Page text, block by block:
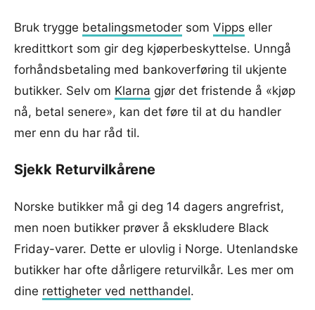
Bruk trygge betalingsmetoder som Vipps eller
kredittkort som gir deg kjøperbeskyttelse. Unngå
forhåndsbetaling med bankoverføring til ukjente
butikker. Selv om Klarna gjør det fristende å «kjøp
nå, betal senere», kan det føre til at du handler
mer enn du har råd til.
Sjekk Returvilkårene
Norske butikker må gi deg 14 dagers angrefrist,
men noen butikker prøver å ekskludere Black
Friday-varer. Dette er ulovlig i Norge. Utenlandske
butikker har ofte dårligere returvilkår. Les mer om
dine rettigheter ved netthandel.